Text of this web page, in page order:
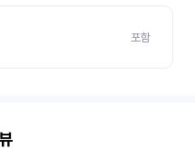
포함